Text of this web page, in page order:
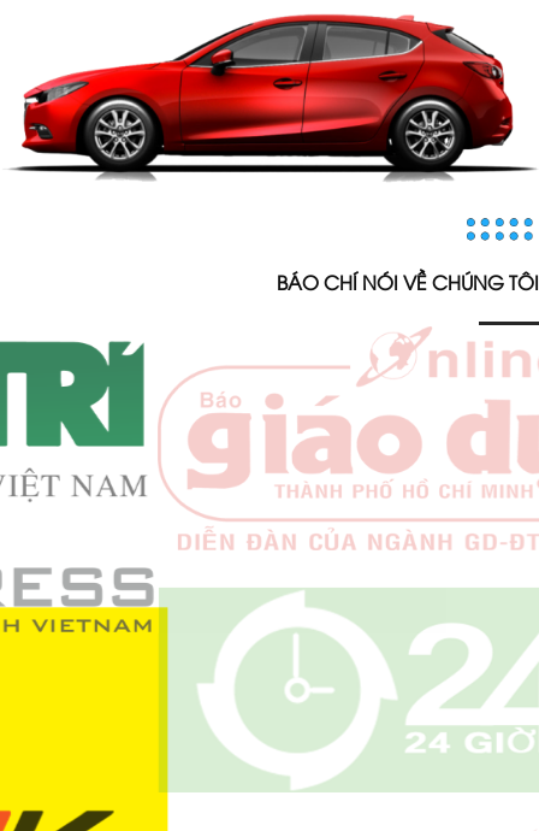
BÁO CHÍ NÓI VỀ CHÚNG TÔI